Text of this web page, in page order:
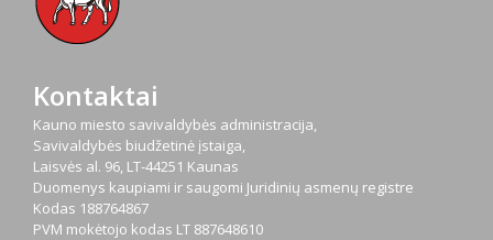
Kontaktai
Kauno miesto savivaldybės administracija,
Savivaldybės biudžetinė įstaiga,
Laisvės al. 96, LT-44251 Kaunas
Duomenys kaupiami ir saugomi Juridinių asmenų registre
Kodas 188764867
PVM mokėtojo kodas LT 887648610